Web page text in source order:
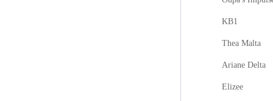
KB1
Thea Malta
Ariane Delta
Elizee